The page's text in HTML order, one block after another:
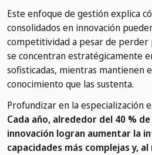
Este enfoque de gestión explica
consolidados en innovación
competitividad a pesar de perder
se concentran estratégicamente
sofisticadas, mientras mantienen
conocimiento que las sustenta.
Profundizar en la especialización
Cada año, alrededor del 40 %
innovación logran aumentar la
capacidades más complejas y,